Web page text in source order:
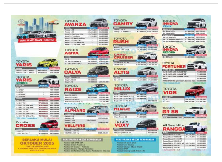
Harga
Toyota
Calya
2025
di
Yogyakarta:
OTR,
Varian
&
Simulasi
Kredit